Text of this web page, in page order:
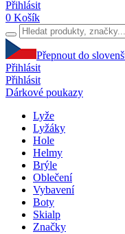
Přihlásit
0 Košík
Přepnout do
Přihlásit
Přihlásit
Dárkové poukazy
Lyže
Lyžáky
Hole
Helmy
Brýle
Oblečení
Vybavení
Boty
Skialp
Značky